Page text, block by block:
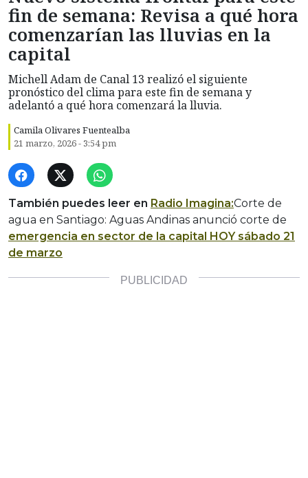
fin de semana: Revisa a qué hora
comenzarían las lluvias en la
capital
Michell Adam de Canal 13 realizó el siguiente
pronóstico del clima para este fin de semana y
adelantó a qué hora comenzará la lluvia.
Camila Olivares Fuentealba
21 marzo, 2026 - 3:54 pm
También puedes leer en Radio Imagina:Corte de
agua en Santiago: Aguas Andinas anunció corte de
emergencia en sector de la capital HOY sábado 21
de marzo